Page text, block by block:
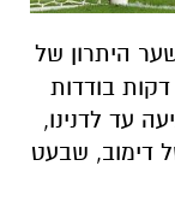
היתרון של
בודדות
עד לדנינו,
דימוב, שבעט